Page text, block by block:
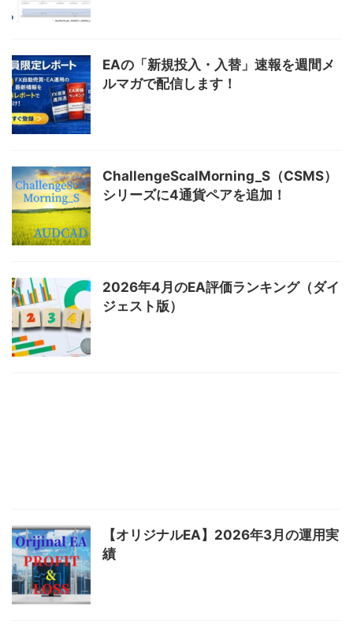
EAの「新規投入・入替」速報を週間メ
ルマガで配信します！
ChallengeScalMorning_S（CSMS）
シリーズに4通貨ペアを追加！
2026年4月のEA評価ランキング（ダイ
ジェスト版）
【オリジナルEA】2026年3月の運用実
績